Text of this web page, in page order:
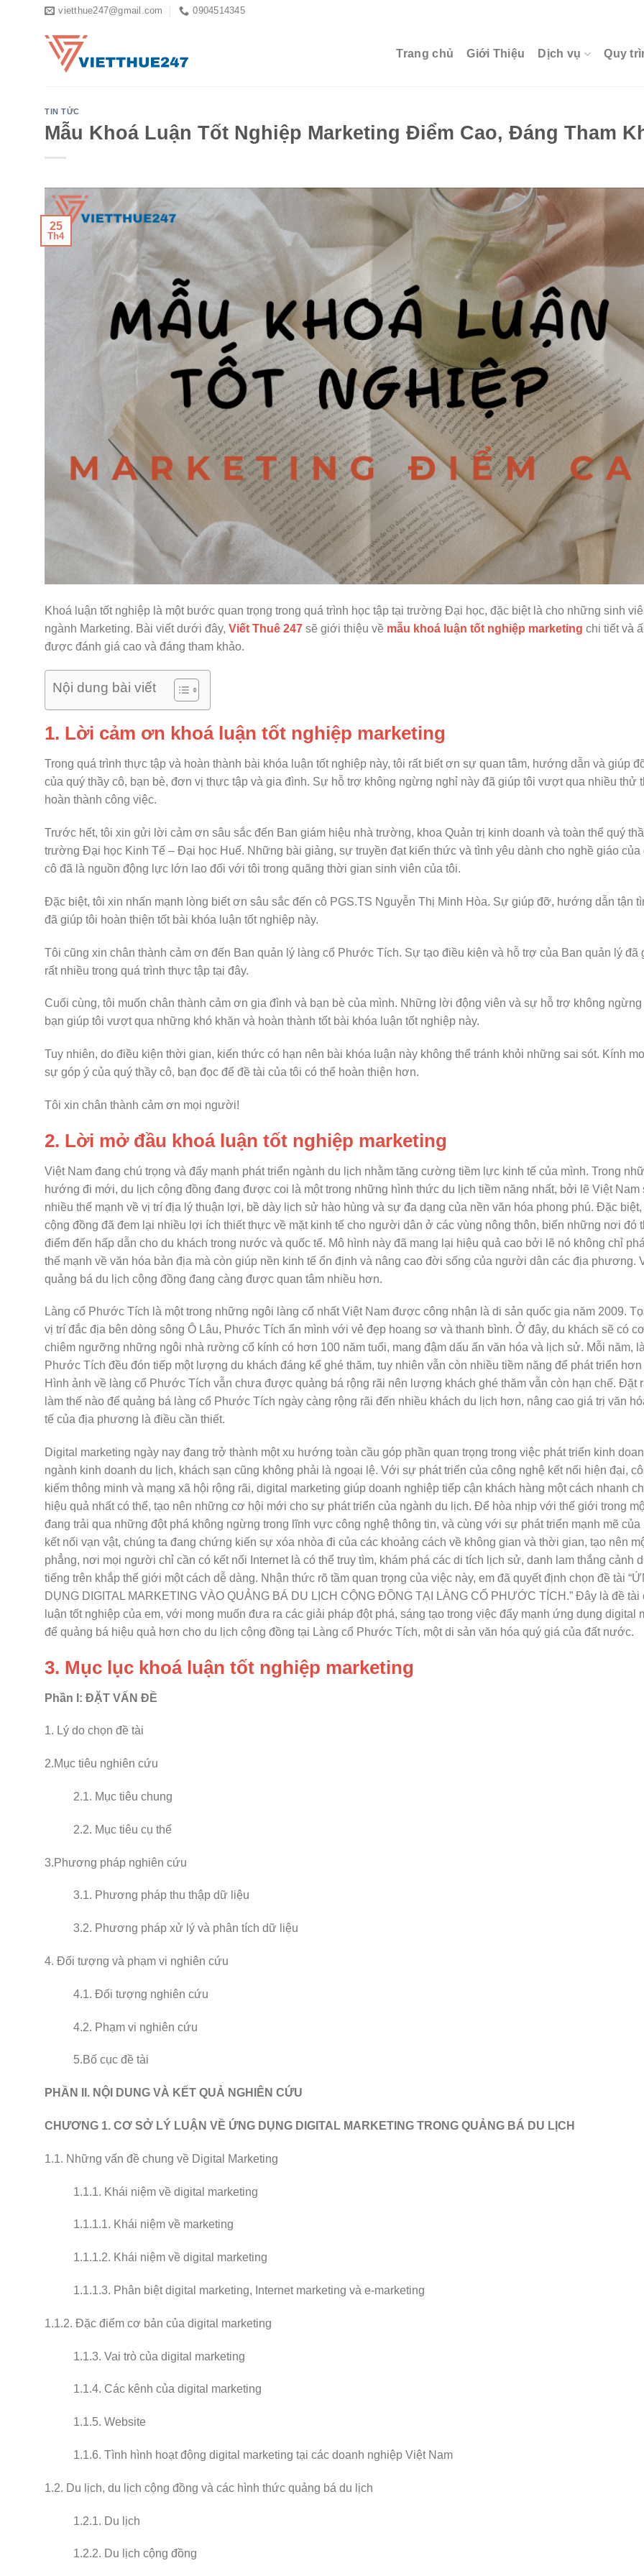
vietthue247@gmail.com 0904514345
Trang chủ Giới Thiệu Dịch vụ Quy
TIN TỨC
Mẫu Khoá Luận Tốt Nghiệp Marketing Điểm Cao, Đáng Tham
25
Th4
Khoá luận tốt nghiệp là một bước quan trọng trong quá trình học tập tại trường Đại học, đặc biệt là cho những sinh
ngành Marketing. Bài viết dưới đây, Viết Thuê 247 sẽ giới thiệu về mẫu khoá luận tốt nghiệp marketing chi tiết và
được đánh giá cao và đáng tham khảo.
Nội dung bài viết
1. Lời cảm ơn khoá luận tốt nghiệp marketing
Trong quá trình thực tập và hoàn thành bài khóa luận tốt nghiệp này, tôi rất biết ơn sự quan tâm, hướng dẫn và giúp
của quý thầy cô, bạn bè, đơn vị thực tập và gia đình. Sự hỗ trợ không ngừng nghỉ này đã giúp tôi vượt qua nhiều thử
hoàn thành công việc.
Trước hết, tôi xin gửi lời cảm ơn sâu sắc đến Ban giám hiệu nhà trường, khoa Quản trị kinh doanh và toàn thể quý
trường Đại học Kinh Tế – Đại học Huế. Những bài giảng, sự truyền đạt kiến thức và tình yêu dành cho nghề giáo của
cô đã là nguồn động lực lớn lao đối với tôi trong quãng thời gian sinh viên của tôi.
Đặc biệt, tôi xin nhấn mạnh lòng biết ơn sâu sắc đến cô PGS.TS Nguyễn Thị Minh Hòa. Sự giúp đỡ, hướng dẫn tận
đã giúp tôi hoàn thiện tốt bài khóa luận tốt nghiệp này.
Tôi cũng xin chân thành cảm ơn đến Ban quản lý làng cổ Phước Tích. Sự tạo điều kiện và hỗ trợ của Ban quản lý đã
rất nhiều trong quá trình thực tập tại đây.
Cuối cùng, tôi muốn chân thành cảm ơn gia đình và bạn bè của mình. Những lời động viên và sự hỗ trợ không ngừng
bạn giúp tôi vượt qua những khó khăn và hoàn thành tốt bài khóa luận tốt nghiệp này.
Tuy nhiên, do điều kiện thời gian, kiến thức có hạn nên bài khóa luận này không thể tránh khỏi những sai sót. Kính
sự góp ý của quý thầy cô, bạn đọc để đề tài của tôi có thể hoàn thiện hơn.
Tôi xin chân thành cảm ơn mọi người!
2. Lời mở đầu khoá luận tốt nghiệp marketing
Việt Nam đang chú trọng và đẩy mạnh phát triển ngành du lịch nhằm tăng cường tiềm lực kinh tế của mình. Trong
hướng đi mới, du lịch cộng đồng đang được coi là một trong những hình thức du lịch tiềm năng nhất, bởi lẽ Việt Nam
nhiều thế mạnh về vị trí địa lý thuận lợi, bề dày lịch sử hào hùng và sự đa dạng của nền văn hóa phong phú. Đặc biệt,
cộng đồng đã đem lại nhiều lợi ích thiết thực về mặt kinh tế cho người dân ở các vùng nông thôn, biến những nơi đó
điểm đến hấp dẫn cho du khách trong nước và quốc tế. Mô hình này đã mang lại hiệu quả cao bởi lẽ nó không chỉ
thế mạnh về văn hóa bản địa mà còn giúp nền kinh tế ổn định và nâng cao đời sống của người dân các địa phương.
quảng bá du lịch cộng đồng đang càng được quan tâm nhiều hơn.
Làng cổ Phước Tích là một trong những ngôi làng cổ nhất Việt Nam được công nhận là di sản quốc gia năm 2009.
vị trí đắc địa bên dòng sông Ô Lâu, Phước Tích ẩn mình với vẻ đẹp hoang sơ và thanh bình. Ở đây, du khách sẽ có
chiêm ngưỡng những ngôi nhà rường cổ kính có hơn 100 năm tuổi, mang đậm dấu ấn văn hóa và lịch sử. Mỗi năm,
Phước Tích đều đón tiếp một lượng du khách đáng kể ghé thăm, tuy nhiên vẫn còn nhiều tiềm năng để phát triển
Hình ảnh về làng cổ Phước Tích vẫn chưa được quảng bá rộng rãi nên lượng khách ghé thăm vẫn còn hạn chế. Đặt
làm thế nào để quảng bá làng cổ Phước Tích ngày càng rộng rãi đến nhiều khách du lịch hơn, nâng cao giá trị văn
tế của địa phương là điều cần thiết.
Digital marketing ngày nay đang trở thành một xu hướng toàn cầu góp phần quan trọng trong việc phát triển kinh
ngành kinh doanh du lịch, khách sạn cũng không phải là ngoại lệ. Với sự phát triển của công nghệ kết nối hiện đại,
kiếm thông minh và mạng xã hội rộng rãi, digital marketing giúp doanh nghiệp tiếp cận khách hàng một cách nhanh
hiệu quả nhất có thể, tạo nên những cơ hội mới cho sự phát triển của ngành du lịch. Để hòa nhịp với thế giới trong
đang trải qua những đột phá không ngừng trong lĩnh vực công nghệ thông tin, và cùng với sự phát triển mạnh mẽ của
kết nối vạn vật, chúng ta đang chứng kiến sự xóa nhòa đi của các khoảng cách về không gian và thời gian, tạo nên
phẳng, nơi mọi người chỉ cần có kết nối Internet là có thể truy tìm, khám phá các di tích lịch sử, danh lam thắng cảnh
tiếng trên khắp thế giới một cách dễ dàng. Nhận thức rõ tầm quan trọng của việc này, em đã quyết định chọn đề tài
DỤNG DIGITAL MARKETING VÀO QUẢNG BÁ DU LỊCH CỘNG ĐỒNG TẠI LÀNG CỔ PHƯỚC TÍCH.” Đây là đề tài
luận tốt nghiệp của em, với mong muốn đưa ra các giải pháp đột phá, sáng tạo trong việc đẩy mạnh ứng dụng digital
để quảng bá hiệu quả hơn cho du lịch cộng đồng tại Làng cổ Phước Tích, một di sản văn hóa quý giá của đất nước.
3. Mục lục khoá luận tốt nghiệp marketing
Phần I: ĐẶT VẤN ĐỀ
1. Lý do chọn đề tài
2.Mục tiêu nghiên cứu
2.1. Mục tiêu chung
2.2. Mục tiêu cụ thể
3.Phương pháp nghiên cứu
3.1. Phương pháp thu thập dữ liệu
3.2. Phương pháp xử lý và phân tích dữ liệu
4. Đối tượng và phạm vi nghiên cứu
4.1. Đối tượng nghiên cứu
4.2. Phạm vi nghiên cứu
5.Bố cục đề tài
PHẦN II. NỘI DUNG VÀ KẾT QUẢ NGHIÊN CỨU
CHƯƠNG 1. CƠ SỞ LÝ LUẬN VỀ ỨNG DỤNG DIGITAL MARKETING TRONG QUẢNG BÁ DU LỊCH
1.1. Những vấn đề chung về Digital Marketing
1.1.1. Khái niệm về digital marketing
1.1.1.1. Khái niệm về marketing
1.1.1.2. Khái niệm về digital marketing
1.1.1.3. Phân biệt digital marketing, Internet marketing và e-marketing
1.1.2. Đặc điểm cơ bản của digital marketing
1.1.3. Vai trò của digital marketing
1.1.4. Các kênh của digital marketing
1.1.5. Website
1.1.6. Tình hình hoạt động digital marketing tại các doanh nghiệp Việt Nam
1.2. Du lịch, du lịch cộng đồng và các hình thức quảng bá du lịch
1.2.1. Du lịch
1.2.2. Du lịch cộng đồng